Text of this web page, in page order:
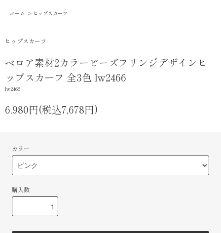
ホーム > ヒップスカーフ
ヒップスカーフ
ベロア素材2カラービーズフリンジデザインヒ
ップスカーフ 全3色 lw2466
lw2466
6,980円(税込7,678円)
カラー
購入数